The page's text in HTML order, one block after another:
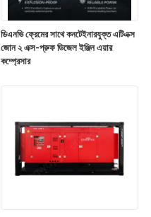
ডিএনভি ফ্রেমের সাথে কনটেইনারযুক্ত এটিএক্স
জোন ২ এক্স-প্রুফ ডিজেল ইঞ্জিন এয়ার
কম্প্রেসার